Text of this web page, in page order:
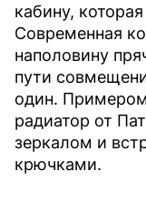
кабину,
Современная
наполовину
пути
один.
радиатор от
зеркалом и
крючками.